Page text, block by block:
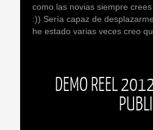
como las novias siempre
:)) Sería capaz de
he estado varias veces creo
DEMO REEL